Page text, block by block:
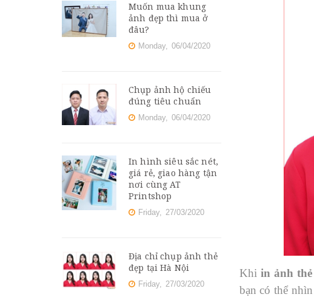
Khi in ảnh
bạn có thể
Muốn mua khung
ảnh đẹp thì mua ở
đâu?
Monday, 06/04/2020
Chụp ảnh hộ chiếu
đúng tiêu chuẩn
Monday, 06/04/2020
In hình siêu sắc nét,
giá rẻ, giao hàng tận
nơi cùng AT
Printshop
Friday, 27/03/2020
Địa chỉ chụp ảnh thẻ
đẹp tại Hà Nội
Friday, 27/03/2020